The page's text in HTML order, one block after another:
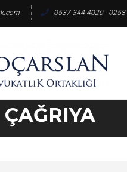
0537 344 4020 -
ÇAĞRIYA